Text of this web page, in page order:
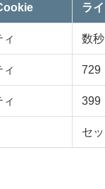
ラ
数
729
399
セ